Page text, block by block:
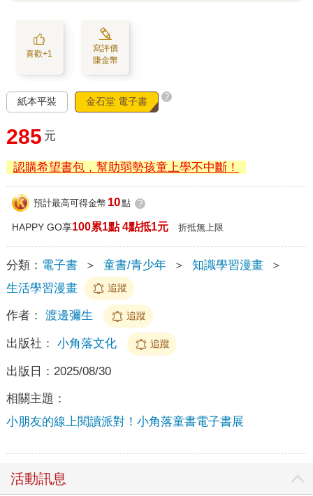
喜歡+1
寫評價
賺金幣
紙本平裝 金石堂 電子書 ?
285 元
認購希望書包，幫助弱勢孩童上學不中斷！
預計最高可得金幣 10點 ?
HAPPY GO享100累1點 4點抵1元 折抵無上限
分類： 電子書 ＞ 童書/青少年 ＞ 知識學習漫畫
＞
生活學習漫畫
追蹤
作者： 渡邊彌生 追蹤
出版社： 小角落文化 追蹤
出版日： 2025/08/30
相關主題：
小朋友的線上閱讀派對！小角落童書電子書展
活動訊息